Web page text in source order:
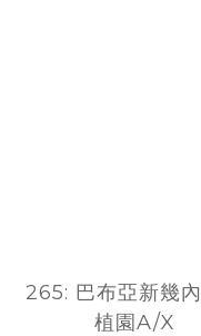
265: 巴布亞新幾
植園A/X